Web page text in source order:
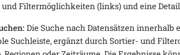
Filtermöglichkeiten (links) und eine
Die Suche nach Datensätzen innerhalb
Suchleiste, ergänzt durch Sortier- und